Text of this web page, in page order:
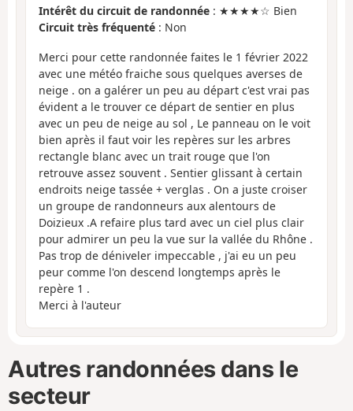
Intérêt du circuit de randonnée : ★★★★☆ Bien
Circuit très fréquenté : Non
Merci pour cette randonnée faites le 1 février 2022
avec une météo fraiche sous quelques averses de
neige . on a galérer un peu au départ c'est vrai pas
évident a le trouver ce départ de sentier en plus
avec un peu de neige au sol , Le panneau on le voit
bien après il faut voir les repères sur les arbres
rectangle blanc avec un trait rouge que l'on
retrouve assez souvent . Sentier glissant à certain
endroits neige tassée + verglas . On a juste croiser
un groupe de randonneurs aux alentours de
Doizieux .A refaire plus tard avec un ciel plus clair
pour admirer un peu la vue sur la vallée du Rhône .
Pas trop de déniveler impeccable , j'ai eu un peu
peur comme l'on descend longtemps après le
repère 1 .
Merci à l'auteur
Autres randonnées dans le
secteur